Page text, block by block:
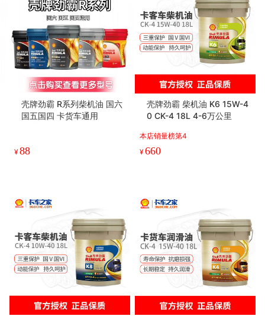
壳牌劲霸 R系列柴机油 国六
国五国四 卡货车通用
¥88
壳牌劲霸 柴机油 K6 15W-4
0 CK-4 18L 4-6万公里
本店销量榜第4
¥660